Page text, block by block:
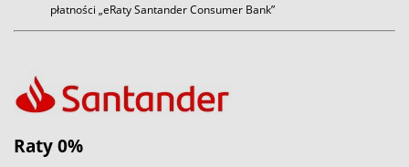
płatności „eRaty Santander Consumer Bank”
Raty 0%